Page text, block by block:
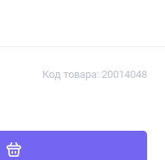
Код товара: 20014048